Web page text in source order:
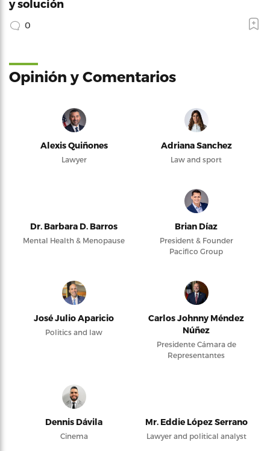
y solución
0
Opinión y Comentarios
Alexis Quiñones
Lawyer
Adriana Sanchez
Law and sport
Dr. Barbara D. Barros
Mental Health & Menopause
Brian Díaz
President & Founder
Pacifico Group
José Julio Aparicio
Politics and law
Carlos Johnny Méndez
Núñez
Presidente Cámara de
Representantes
Dennis Dávila
Cinema
Mr. Eddie López Serrano
Lawyer and political analyst